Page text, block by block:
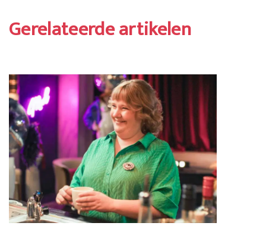
Gerelateerde artikelen